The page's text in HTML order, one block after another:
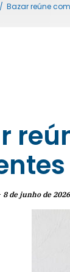
Bazar reúne
8 de junho de 2026